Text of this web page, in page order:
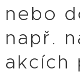
nebo
např.
akcích